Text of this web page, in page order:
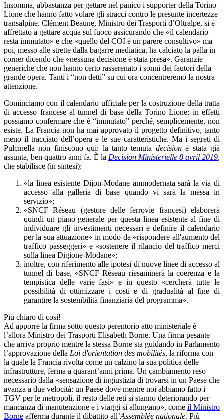
Insomma, abbastanza per gettare nel panico i supporter della Torino
Lione che hanno fatto volare gli stracci contro le presunte incertezze
transalpine. Clément Beaune, Ministro dei Trasporti d’Oltralpe, si è
affrettato a gettare acqua sul fuoco assicurando che «il calendario
resta immutato» e che «quello del COI è un parere consultivo» ma
poi, messo alle strette dalla bagarre mediatica, ha calciato la palla in
corner dicendo che «nessuna decisione è stata presa». Garanzie
generiche che non hanno certo rasserenato i sonni dei fautori della
grande opera. Tanti i “non detti” su cui ora concentreremo la nostra
attenzione.
Cominciamo con il calendario ufficiale per la costruzione della tratta
di accesso francese al tunnel di base della Torino Lione: in effetti
possiamo confermare che è “immutato” perché, semplicemente, non
esiste. La Francia non ha mai approvato il progetto definitivo, tanto
meno il tracciato dell’opera e le sue caratteristiche. Ma i segreti di
Pulcinella non finiscono qui: la tanto temuta decisionè stata già
assunta, ben quattro anni fa. È la Decision Ministerielle 8 avril 2019,
che stabilisce (in sintesi):
«la linea esistente Dijon-Modane ammodernata sarà la via di
accesso alla galleria di base quando vi sarà la messa in
servizio»;
«SNCF Réseau (gestore delle ferrovie francesi) elaborerà
quindi un piano generale per questa linea esistente al fine di
individuare gli investimenti necessari e definire il calendario
per la sua attuazione» in modo da «rispondere all'aumento del
traffico passeggeri» e «sostenere il rilancio del traffico merci
sulla linea Digione-Modane»;
inoltre, con riferimento alle ipotesi di nuove linee di accesso al
tunnel di base, «SNCF Réseau riesaminerà la coerenza e la
tempistica delle varie fasi» e in questo «cercherà tutte le
possibilità di ottimizzare i costi e di gradualità al fine di
garantire la sostenibilità finanziaria del programma».
Più chiaro di così!
Ad apporre la firma sotto questo perentorio atto ministeriale è
l’allora Ministro dei Trasporti Elisabeth Borne. Una firma pesante
che arriva proprio mentre la stessa Borne sta guidando in Parlamento
l’approvazione della Loi d'orientation des mobilités, la riforma con
la quale la Francia rivolta come un calzino la sua politica delle
infrastrutture, ferma a quarant’anni prima. Un cambiamento reso
necessario dalla «sensazione di ingiustizia di trovarsi in un Paese che
avanza a due velocità: un Paese dove mentre noi abbiamo fatto i
TGV per le metropoli, il resto delle reti si stanno deteriorando per
mancanza di manutenzione e i viaggi si allungano», come il Ministro
Borne afferma durante il dibattito all’Assemblée nationale. Più